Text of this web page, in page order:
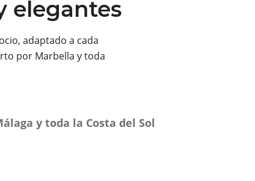
elegantes
adaptado a cada
por Marbella y toda
y toda la Costa del Sol